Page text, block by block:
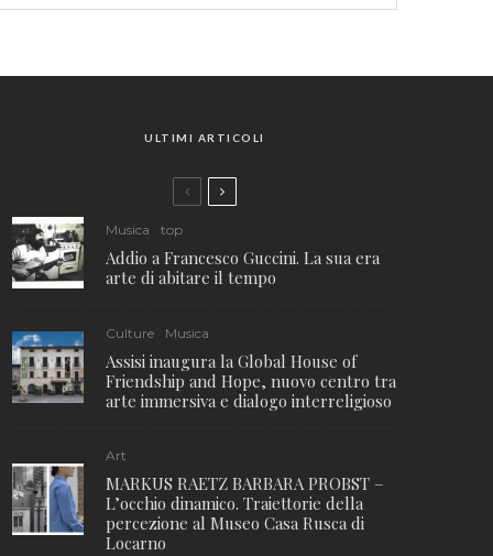
ULTIMI ARTICOLI
Musica top
Addio a Francesco Guccini. La sua era
arte di abitare il tempo
Culture Musica
Assisi inaugura la Global House of
Friendship and Hope, nuovo centro tra
arte immersiva e dialogo interreligioso
Art
MARKUS RAETZ BARBARA PROBST –
L’occhio dinamico. Traiettorie della
percezione al Museo Casa Rusca di
Locarno